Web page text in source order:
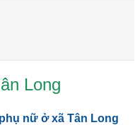
Long
nữ ở xã Tân Long